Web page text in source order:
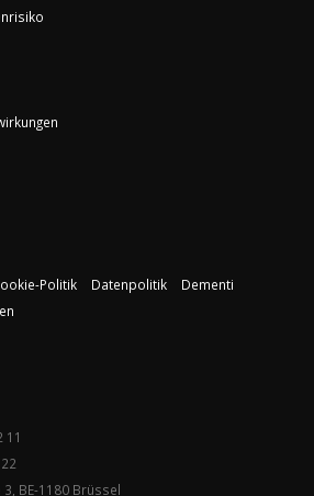
Politik Datenpolitik
Dementi
11
BE-1180 Brüssel